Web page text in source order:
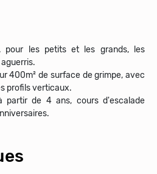
pour les petits et les grands, les
400m² de surface de grimpe, avec
profils verticaux.
partir de 4 ans, cours d'escalade